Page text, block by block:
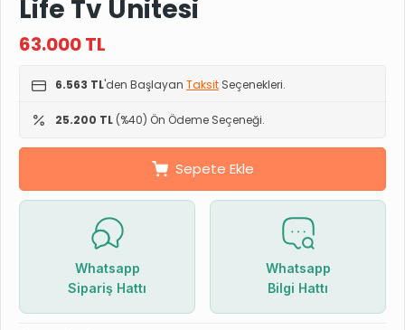
Life Tv Ünitesi
63.000TL
6.563 TL'den Başlayan Taksit Seçenekleri.
25.200 TL (%40) Ön Ödeme Seçeneği.
Sepete Ekle
Whatsapp
Sipariş Hattı
Whatsapp
Bilgi Hattı